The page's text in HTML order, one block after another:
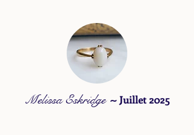
Melissa Eskridge~Juillet 2025